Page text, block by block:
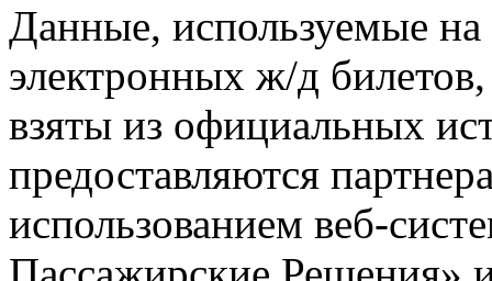
Данные, используемые
электронных ж/д
взяты из официальных
предоставляются
использованием веб-